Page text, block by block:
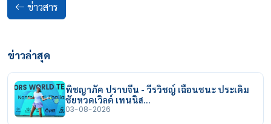
ข่าวสาร
ข่าวล่าสุด
พิชญาภัค ปราบจีน - วีรวิชญ์ เฉือนชนะ ประเดิม
ชัยหวดเวิลด์ เทนนิส…
03-08-2026